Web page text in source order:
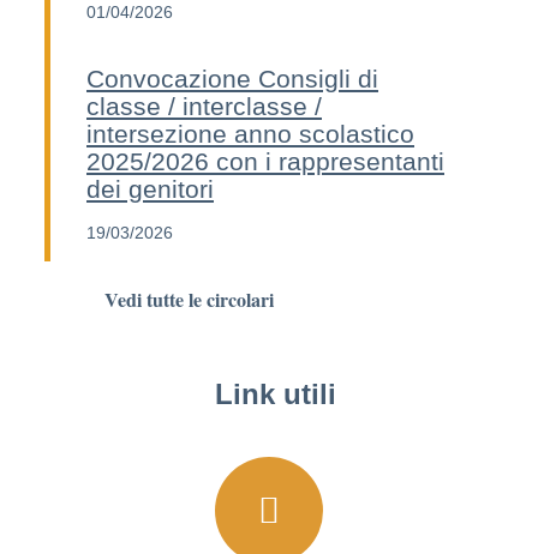
01/04/2026
Convocazione Consigli di
classe / interclasse /
intersezione anno scolastico
2025/2026 con i rappresentanti
dei genitori
19/03/2026
Vedi tutte le circolari
Link utili